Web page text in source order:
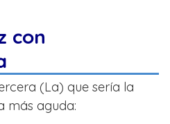
con
(La) que sería la
más aguda: